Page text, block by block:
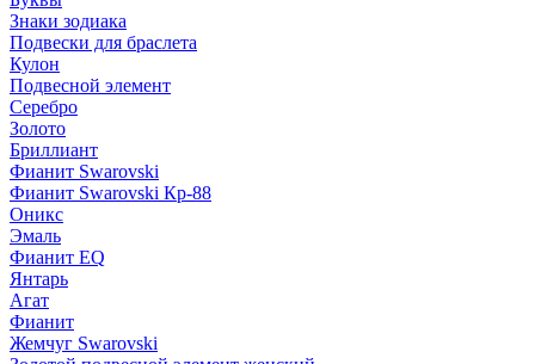
Знаки зодиака
Подвески для браслета
Кулон
Подвесной элемент
Серебро
Золото
Бриллиант
Фианит Swarovski
Фианит Swarovski Кр-88
Оникс
Эмаль
Фианит EQ
Янтарь
Агат
Фианит
Жемчуг Swarovski